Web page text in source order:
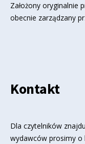
Założony oryginalnie
obecnie zarządzany
Kontakt
Dla czytelników
wydawców prosimy o